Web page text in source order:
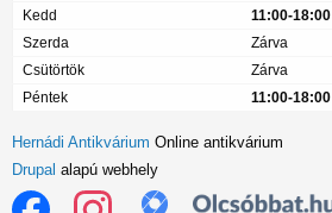
Kedd
11:00-18:00
Szerda
Zárva
Csütörtök
Zárva
Péntek
11:00-18:00
Hernádi Antikvárium Online antikvárium
Drupal alapú webhely